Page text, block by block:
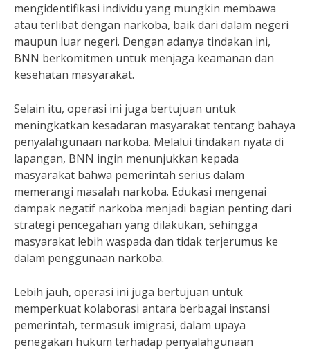
mengidentifikasi individu yang mungkin membawa
atau terlibat dengan narkoba, baik dari dalam negeri
maupun luar negeri. Dengan adanya tindakan ini,
BNN berkomitmen untuk menjaga keamanan dan
kesehatan masyarakat.
Selain itu, operasi ini juga bertujuan untuk
meningkatkan kesadaran masyarakat tentang bahaya
penyalahgunaan narkoba. Melalui tindakan nyata di
lapangan, BNN ingin menunjukkan kepada
masyarakat bahwa pemerintah serius dalam
memerangi masalah narkoba. Edukasi mengenai
dampak negatif narkoba menjadi bagian penting dari
strategi pencegahan yang dilakukan, sehingga
masyarakat lebih waspada dan tidak terjerumus ke
dalam penggunaan narkoba.
Lebih jauh, operasi ini juga bertujuan untuk
memperkuat kolaborasi antara berbagai instansi
pemerintah, termasuk imigrasi, dalam upaya
penegakan hukum terhadap penyalahgunaan